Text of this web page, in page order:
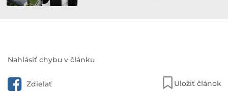
Nahlásiť chybu v článku
Zdieľať Uložiť článok